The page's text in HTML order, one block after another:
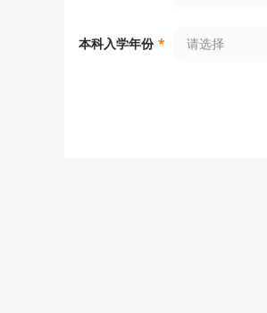
本科入学年份 * 请选择